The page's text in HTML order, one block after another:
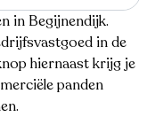
in Begijnendijk.
in de
hiernaast krijg je
panden